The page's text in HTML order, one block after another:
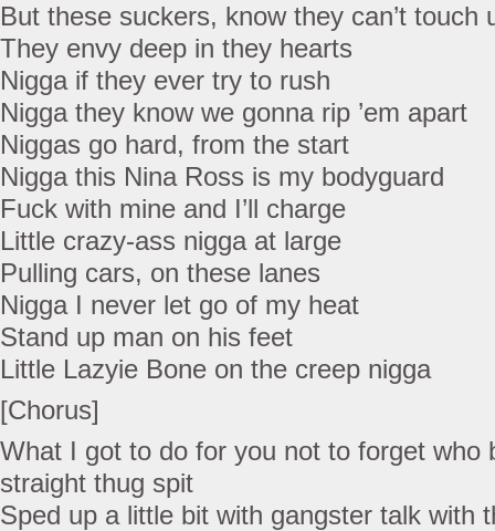
But these suckers, know they can’t touch
They envy deep in they hearts
Nigga if they ever try to rush
Nigga they know we gonna rip ’em apart
Niggas go hard, from the start
Nigga this Nina Ross is my bodyguard
Fuck with mine and I’ll charge
Little crazy-ass nigga at large
Pulling cars, on these lanes
Nigga I never let go of my heat
Stand up man on his feet
Little Lazyie Bone on the creep nigga
[Chorus]
What I got to do for you not to forget who
straight thug spit
Sped up a little bit with gangster talk with